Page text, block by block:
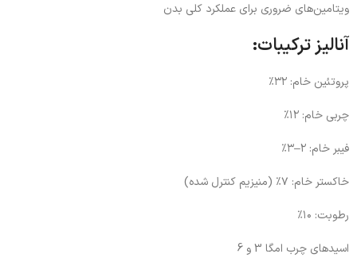
ویتامین‌های ضروری برای عملکرد کلی بدن
آنالیز ترکیبات:
پروتئین خام: ۳۲٪
چربی خام: ۱۲٪
فیبر خام: ۲–۳٪
خاکستر خام: ۷٪ (منیزیم کنترل شده)
رطوبت: ۱۰٪
اسیدهای چرب امگا 3 و 6